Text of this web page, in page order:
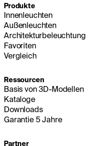
Produkte
Innenleuchten
Außenleuchten
Architekturbeleuchtung
Favoriten
Vergleich
Ressourcen
Basis von 3D-Modellen
Kataloge
Downloads
Garantie 5 Jahre
Partner